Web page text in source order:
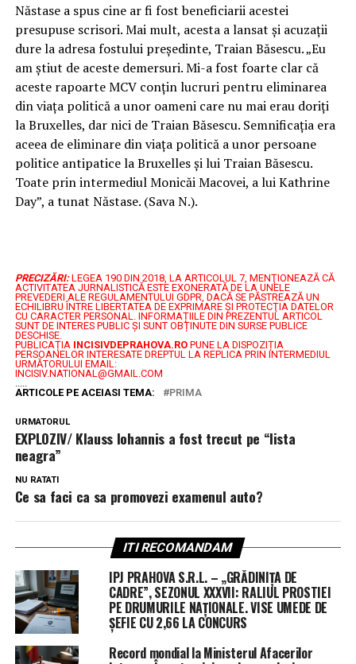
Năstase a spus cine ar fi fost beneficiarii acestei
presupuse scrisori. Mai mult, acesta a lansat şi acuzaţii
dure la adresa fostului preşedinte, Traian Băsescu. „Eu
am ştiut de aceste demersuri. Mi-a fost foarte clar că
aceste rapoarte MCV conţin lucruri pentru eliminarea
din viaţa politică a unor oameni care nu mai erau doriţi
la Bruxelles, dar nici de Traian Băsescu. Semnificaţia era
aceea de eliminare din viaţa politică a unor persoane
politice antipatice la Bruxelles şi lui Traian Băsescu.
Toate prin intermediul Monicăi Macovei, a lui Kathrine
Day”, a tunat Năstase. (Sava N.).
PRECIZĂRI: LEGEA 190 DIN 2018, LA ARTICOLUL 7, MENŢIONEAZĂ CĂ
ACTIVITATEA JURNALISTICĂ ESTE EXONERATĂ DE LA UNELE
PREVEDERI ALE REGULAMENTULUI GDPR, DACĂ SE PĂSTREAZĂ UN
ECHILIBRU ÎNTRE LIBERTATEA DE EXPRIMARE ŞI PROTECŢIA DATELOR
CU CARACTER PERSONAL.
INFORMAȚIILE DIN PREZENTUL ARTICOL
SUNT DE INTERES PUBLIC ȘI SUNT OBȚINUTE DIN SURSE PUBLICE
DESCHISE.
PUBLICAȚIA INCISIVDEPRAHOVA.ROPUNE LA DISPOZIȚIA
PERSOANELOR INTERESATE DREPTUL LA REPLICA PRIN INTERMEDIUL
URMĂTORULUI EMAIL:
INCISIV.NATIONAL@GMAIL.COM
ARTICOLE PE ACEIASI TEMA:
PRIMA
URMATORUL
EXPLOZIV/ Klauss Iohannis a fost trecut pe “lista
neagra”
NU RATATI
Ce sa faci ca sa promovezi examenul auto?
ITI RECOMANDAM
IPJ PRAHOVA S.R.L. – „GRĂDINIȚA DE
CADRE”, SEZONUL XXXVII: RALIUL PROSTIEI
PE DRUMURILE NAȚIONALE. VISE UMEDE DE
ȘEFIE CU 2,66 LA CONCURS
Record mondial la Ministerul Afacerilor